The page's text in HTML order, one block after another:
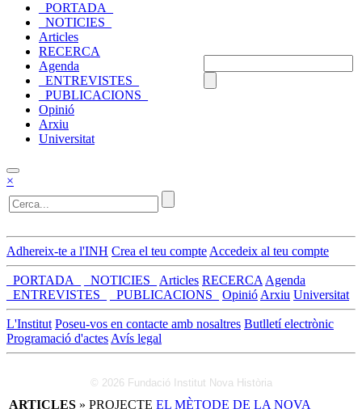
_PORTADA_
_NOTICIES_
Articles
RECERCA
Agenda
_ENTREVISTES_
_PUBLICACIONS_
Opinió
Arxiu
Universitat
×
Adhereix-te a l'INH Crea el teu compte Accedeix al teu compte
_PORTADA_ _NOTICIES_ Articles RECERCA Agenda
_ENTREVISTES_
_PUBLICACIONS_ Opinió Arxiu Universitat
L'Institut Poseu-vos en contacte amb nosaltres Butlletí electrònic
Programació d'actes Avís legal
© 2026 Fundació Institut Nova Història
ARTICLES » PROJECTE EL MÈTODE DE LA NOVA